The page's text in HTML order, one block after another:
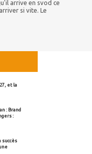
arrive en svod ce
si vite. Le
et la
: Brand
:
succès